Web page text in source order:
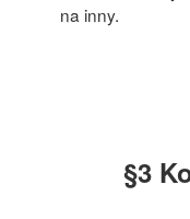
na inny.
§3